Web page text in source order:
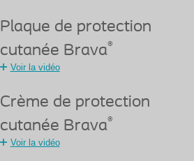
Plaque de protection
cutanée Brava®
Voir la vidéo
Crème de protection
cutanée Brava®
Voir la vidéo